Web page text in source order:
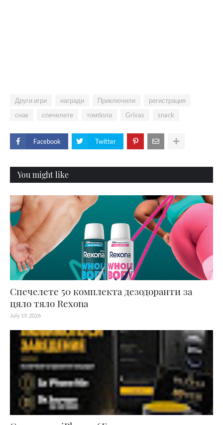
Други игри награди Приключили
регистрация
снак
спечелете томбола Grivas snack
Facebook Twitter
You might like
Спечелете 50 комплекта дезодоранти за
цяло тяло Rexona
July 19, 2026